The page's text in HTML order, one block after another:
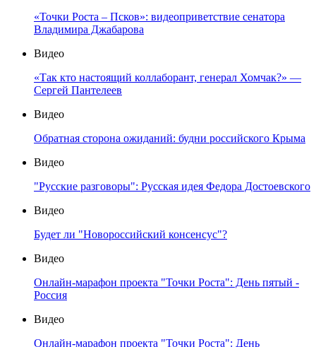
«Точки Роста – Псков»: видеоприветствие сенатора
Владимира Джабарова
Видео
«Так кто настоящий коллаборант, генерал Хомчак?» —
Сергей Пантелеев
Видео
Обратная сторона ожиданий: будни российского Крыма
Видео
"Русские разговоры": Русская идея Федора Достоевского
Видео
Будет ли "Новороссийский консенсус"?
Видео
Онлайн-марафон проекта "Точки Роста": День пятый -
Россия
Видео
Онлайн-марафон проекта "Точки Роста": День